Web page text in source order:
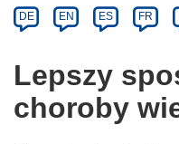
Category
Article
available
the
following
languages:
DE EN ES FR
Lepszy
choroby